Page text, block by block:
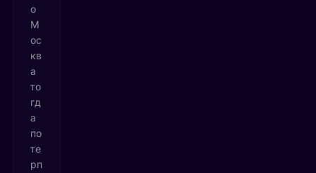
о
М
ос
кв
а
то
гд
а
по
те
рп